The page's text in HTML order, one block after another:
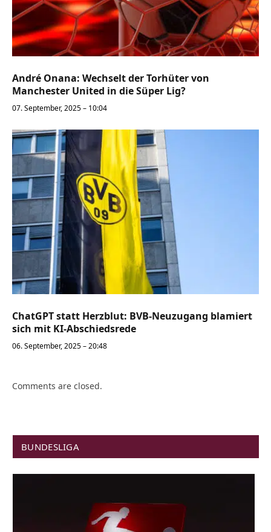
André Onana: Wechselt der Torhüter von
Manchester United in die Süper Lig?
07. September, 2025 – 10:04
ChatGPT statt Herzblut: BVB-Neuzugang blamiert
sich mit KI-Abschiedsrede
06. September, 2025 – 20:48
Comments are closed.
BUNDESLIGA